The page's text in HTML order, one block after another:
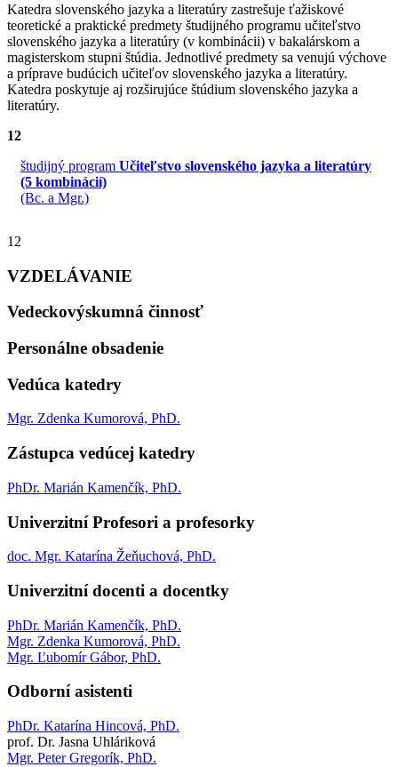
Katedra slovenského jazyka a literatúry zastrešuje ťažiskové
teoretické a praktické predmety študijného programu učiteľstvo
slovenského jazyka a literatúry (v kombinácii) v bakalárskom a
magisterskom stupni štúdia. Jednotlivé predmety sa venujú výchove
a príprave budúcich učiteľov slovenského jazyka a literatúry.
Katedra poskytuje aj rozširujúce štúdium slovenského jazyka a
literatúry.
12
študijný program Učiteľstvo slovenského jazyka a literatúry
(5 kombinácií)
(Bc. a Mgr.)
12
VZDELÁVANIE
Vedeckovýskumná činnosť
Personálne obsadenie
Vedúca katedry
Mgr. Zdenka Kumorová, PhD.
Zástupca vedúcej katedry
PhDr. Marián Kamenčík, PhD.
Univerzitní Profesori a profesorky
doc. Mgr. Katarína Žeňuchová, PhD.
Univerzitní docenti a docentky
PhDr. Marián Kamenčík, PhD.
Mgr. Zdenka Kumorová, PhD.
Mgr. Ľubomír Gábor, PhD.
Odborní asistenti
PhDr. Katarína Hincová, PhD.
prof. Dr. Jasna Uhláriková
Mgr. Peter Gregorík, PhD.